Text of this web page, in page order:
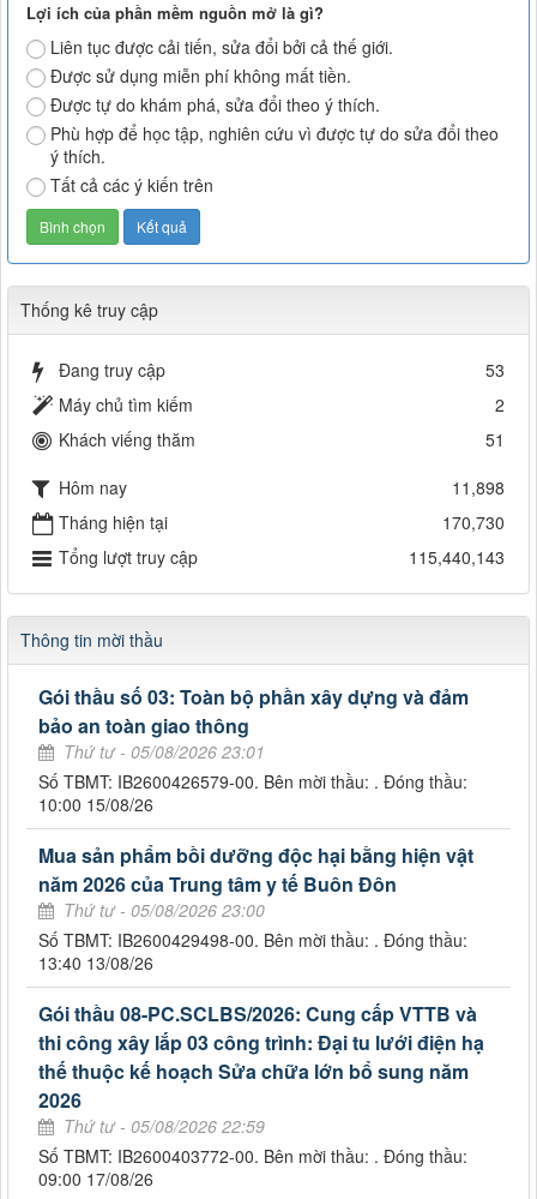
Lợi ích của phần mềm nguồn mở là gì?
Liên tục được cải tiến, sửa đổi bởi cả thế giới.
Được sử dụng miễn phí không mất tiền.
Được tự do khám phá, sửa đổi theo ý thích.
Phù hợp để học tập, nghiên cứu vì được tự do sửa đổi theo
ý thích.
Tất cả các ý kiến trên
Thống kê truy cập
Đang truy cập
53
Máy chủ tìm kiếm
2
Khách viếng thăm
51
Hôm nay
11,898
Tháng hiện tại
170,730
Tổng lượt truy cập
115,440,143
Thông tin mời thầu
Gói thầu số 03: Toàn bộ phần xây dựng và đảm
bảo an toàn giao thông
Thứ tư - 05/08/2026 23:01
Số TBMT: IB2600426579-00. Bên mời thầu: . Đóng thầu:
10:00 15/08/26
Mua sản phẩm bồi dưỡng độc hại bằng hiện vật
năm 2026 của Trung tâm y tế Buôn Đôn
Thứ tư - 05/08/2026 23:00
Số TBMT: IB2600429498-00. Bên mời thầu: . Đóng thầu:
13:40 13/08/26
Gói thầu 08-PC.SCLBS/2026: Cung cấp VTTB và
thi công xây lắp 03 công trình: Đại tu lưới điện hạ
thế thuộc kế hoạch Sửa chữa lớn bổ sung năm
2026
Thứ tư - 05/08/2026 22:59
Số TBMT: IB2600403772-00. Bên mời thầu: . Đóng thầu:
09:00 17/08/26